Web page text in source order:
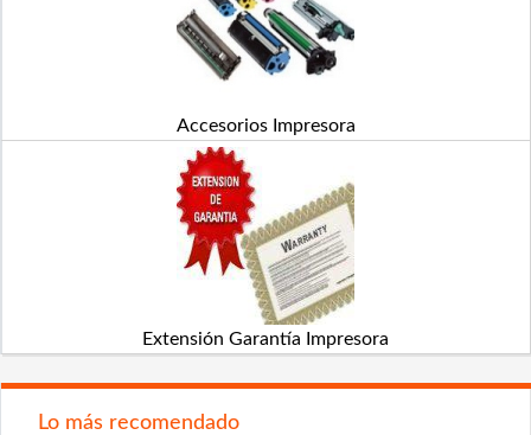
Accesorios Impresora
Extensión Garantía Impresora
Lo más recomendado